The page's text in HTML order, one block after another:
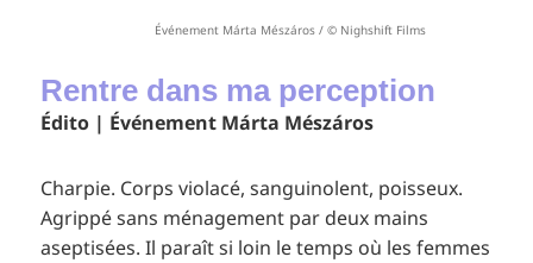
Événement Márta Mészáros / © Nighshift Films
Rentre dans ma perception
Édito | Événement Márta Mészáros
Charpie. Corps violacé, sanguinolent, poisseux.
Agrippé sans ménagement par deux mains
aseptisées. Il paraît si loin le temps où les femmes